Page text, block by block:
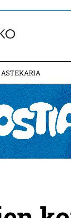
ASTEKARIA